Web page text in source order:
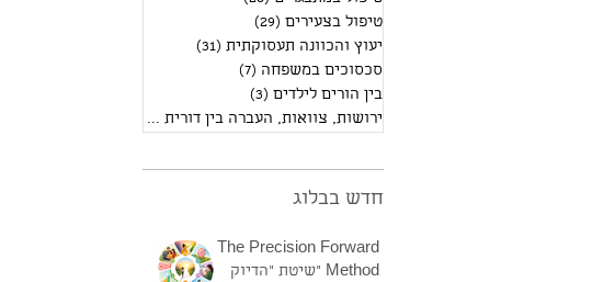
טיפול בצעירים (29)
יעוץ והכוונה תעסוקתית (31)
סכסוכים במשפחה (7)
בין הורים לילדים (3)
ירושות, צוואות, העברה בין דורית (2)
חדש בבלוג
The Precision Forward
Method "שיטת "הדיוק